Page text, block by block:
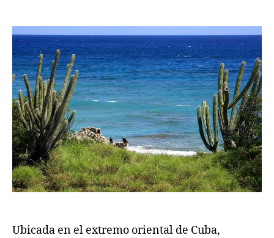
Ubicada en el extremo oriental de Cuba,